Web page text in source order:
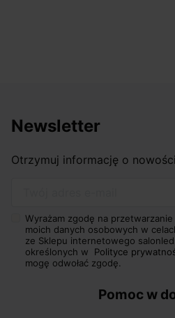
Newsletter
Otrzymuj informację o
Wyrażam zgodę na przetwarzanie
moich danych osobowych w
ze Sklepu internetowego
określonych w Polityce
mogę odwołać zgodę.
Pomoc w